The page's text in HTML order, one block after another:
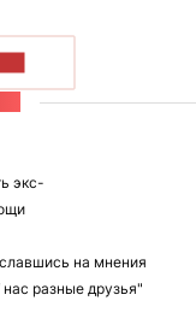
экс-
на мнения
разные друзья"